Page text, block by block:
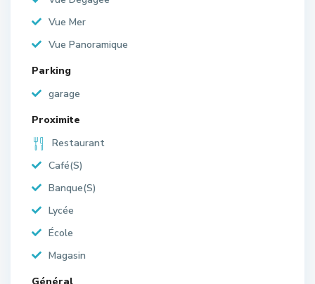
Vue Mer
Vue Panoramique
Parking
garage
Proximite
Restaurant
Café(S)
Banque(S)
Lycée
École
Magasin